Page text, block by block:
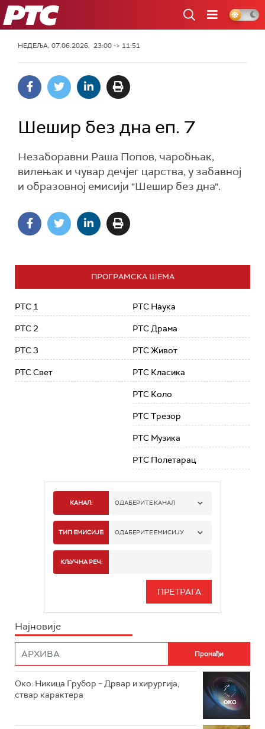
РТС
НЕДЕЉА, 07.06.2026, 23:00 -> 11:51
Шешир без дна еп. 7
Незаборавни Раша Попов‚ чаробњак,
вилењак и чувар дечјег царства, у забавној
и образовној емисији "Шешир без дна".
ПРОГРАМСКА ШЕМА
РТС 1
РТС 2
РТС 3
РТС Свет
РТС Наука
РТС Драма
РТС Живот
РТС Класика
РТС Коло
РТС Трезор
РТС Музика
РТС Полетарац
КАНАЛ: ОДАБЕРИТЕ КАНАЛ
РТС 1
РТС 3
РТС ЖИВОТ
ТИП ЕМИСИЈЕ: ОДАБЕРИТЕ ЕМИСИЈУ
ИНФО
КЉУЧНА РЕЧ:
Најновије
Око: Никица Грубор – Дрвар и хирургија,
ствар карактера